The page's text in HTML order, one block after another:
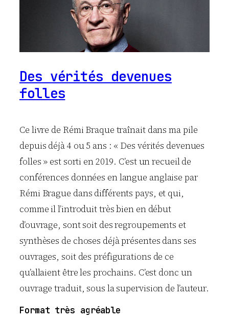
Des vérités devenues
folles
Ce livre de Rémi Braque traînait dans ma pile
depuis déjà 4 ou 5 ans : « Des vérités devenues
folles » est sorti en 2019. C’est un recueil de
conférences données en langue anglaise par
Rémi Brague dans différents pays, et qui,
comme il l’introduit très bien en début
d’ouvrage, sont soit des regroupements et
synthèses de choses déjà présentes dans ses
ouvrages, soit des préfigurations de ce
qu’allaient être les prochains. C’est donc un
ouvrage traduit, sous la supervision de l’auteur.
Format très agréable